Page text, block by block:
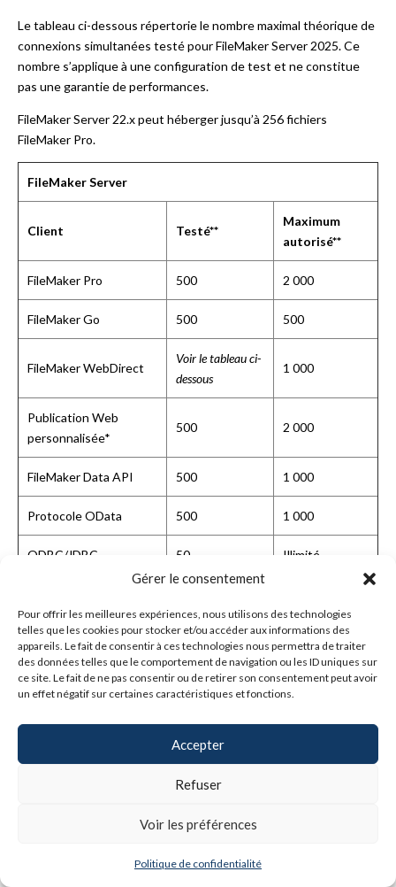
Gérer le consentement
Pour offrir les meilleures expériences, nous utilisons des technologies
telles que les cookies pour stocker et/ou accéder aux informations des
appareils. Le fait de consentir à ces technologies nous permettra de traiter
des données telles que le comportement de navigation ou les ID uniques sur
ce site. Le fait de ne pas consentir ou de retirer son consentement peut avoir
un effet négatif sur certaines caractéristiques et fonctions.
Accepter
Refuser
Voir les préférences
Politique de confidentialité
Le tableau ci-dessous répertorie le nombre maximal théorique de
connexions simultanées testé pour FileMaker Server 2025. Ce
nombre s’applique à une configuration de test et ne constitue
pas une garantie de performances.
FileMaker Server 22.x peut héberger jusqu’à 256 fichiers
FileMaker Pro.
FileMaker Server
Client Testé**
Maximum
autorisé**
FileMaker Pro 500 2 000
FileMaker Go 500 500
FileMaker WebDirect
Voir le tableau ci-
dessous
1 000
Publication Web
personnalisée*
500 2 000
FileMaker Data API 500 1 000
Protocole OData 500 1 000
ODBC/JDBC 50 Illimité
Publication Web personnalisée. Ces connexions sont basées sur
des événements de requêtes simultanés et non sur des
connexions permanentes.
** Les connexions sont limitées par le matériel, la conception des
d’exploitation ou le contrat de licence/l’abonnement.